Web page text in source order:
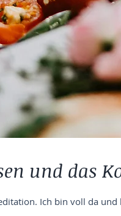
und das
Ich bin voll da und